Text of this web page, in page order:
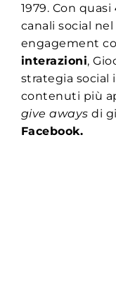
1979. Con quasi
canali social
engagement
interazioni,
strategia social
contenuti più
give aways di
Facebook.